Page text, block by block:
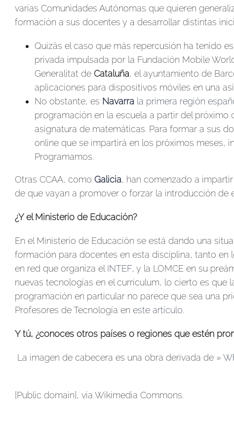
varias Comunidades Autónomas que quieren
formación a sus docentes y a desarrollar distintas
Quizás el caso que más repercusión ha tenido es
privada impulsada por la Fundación Mobile
Generalitat de Cataluña, el ayuntamiento de
aplicaciones para dispositivos móviles en una
No obstante, es Navarra la primera región
programación en la escuela a partir del próximo
asignatura de matemáticas. Para formar a sus
online que se impartirá en los próximos meses,
Programamos.
Otras CCAA, como Galicia, han comenzado a
de que vayan a promover o forzar la introducción de
¿Y el Ministerio de Educación?
En el Ministerio de Educación se está dando una
formación para docentes en esta disciplina, tanto
en red que organiza el INTEF, y la LOMCE en su
nuevas tecnologías en el curriculum, lo cierto es que
programación en particular no parece que sea una
Profesores de Tecnología en este artículo.
Y tú, ¿conoces otros países o regiones que estén
La imagen de cabecera es una obra derivada de »
[Public domain], via Wikimedia Commons.